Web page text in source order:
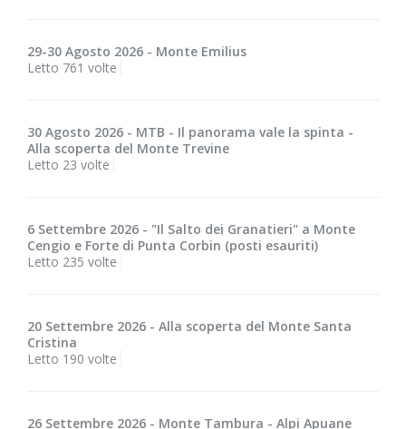
29-30 Agosto 2026 - Monte Emilius
Letto 761 volte
30 Agosto 2026 - MTB - Il panorama vale la spinta -
Alla scoperta del Monte Trevine
Letto 23 volte
6 Settembre 2026 - "Il Salto dei Granatieri" a Monte
Cengio e Forte di Punta Corbin (posti esauriti)
Letto 235 volte
20 Settembre 2026 - Alla scoperta del Monte Santa
Cristina
Letto 190 volte
26 Settembre 2026 - Monte Tambura - Alpi Apuane